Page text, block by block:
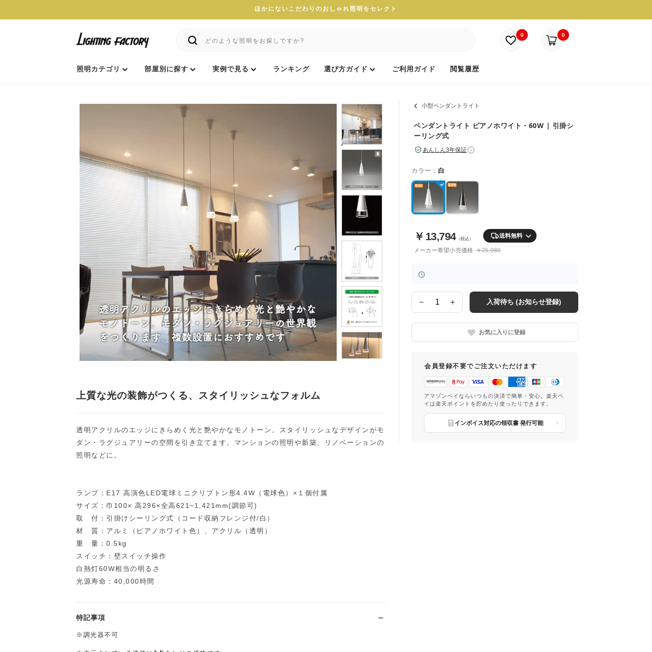
ほかにないこだわりのおしゃれ照明をセレクト
0 0
照明カテゴリ 部屋別に探す 実例で見る ランキング 選び方ガイド ご利用ガイド 閲覧履歴
小型ペンダントライト
ペンダントライト ピアノホワイト・60W | 引掛シ
ーリング式
あんしん3年保証 i
カラー： 白
￥ 13,794（税込） 送料無料
メーカー希望小売価格 ￥25,080
数
量
入荷待ち (お知らせ登録)
お気に入りに登録
会員登録不要でご注文いただけます
アマゾンペイならいつもの決済で簡単・安心。楽天ペ
イは楽天ポイントを貯めたり使ったりできます。
インボイス対応の領収書 発行可能
上質な光の装飾がつくる、スタイリッシュなフォルム
透明アクリルのエッジにきらめく光と艶やかなモノトーン。スタイリッシュなデザインがモ
ダン・ラグジュアリーの空間を引き立てます。マンションの照明や新築、リノベーションの
照明などに。
ランプ：E17 高演色LED電球ミニクリプトン形4.4W（電球色）×１個付属
サイズ：巾100× 高296×全高621~1,421mm(調節可)
取 付：引掛けシーリング式（コード収納フレンジ付/白）
材 質：アルミ（ピアノホワイト色）、アクリル（透明）
重 量：0.5kg
スイッチ：壁スイッチ操作
白熱灯60W相当の明るさ
光源寿命：40,000時間
特記事項
※調光器不可